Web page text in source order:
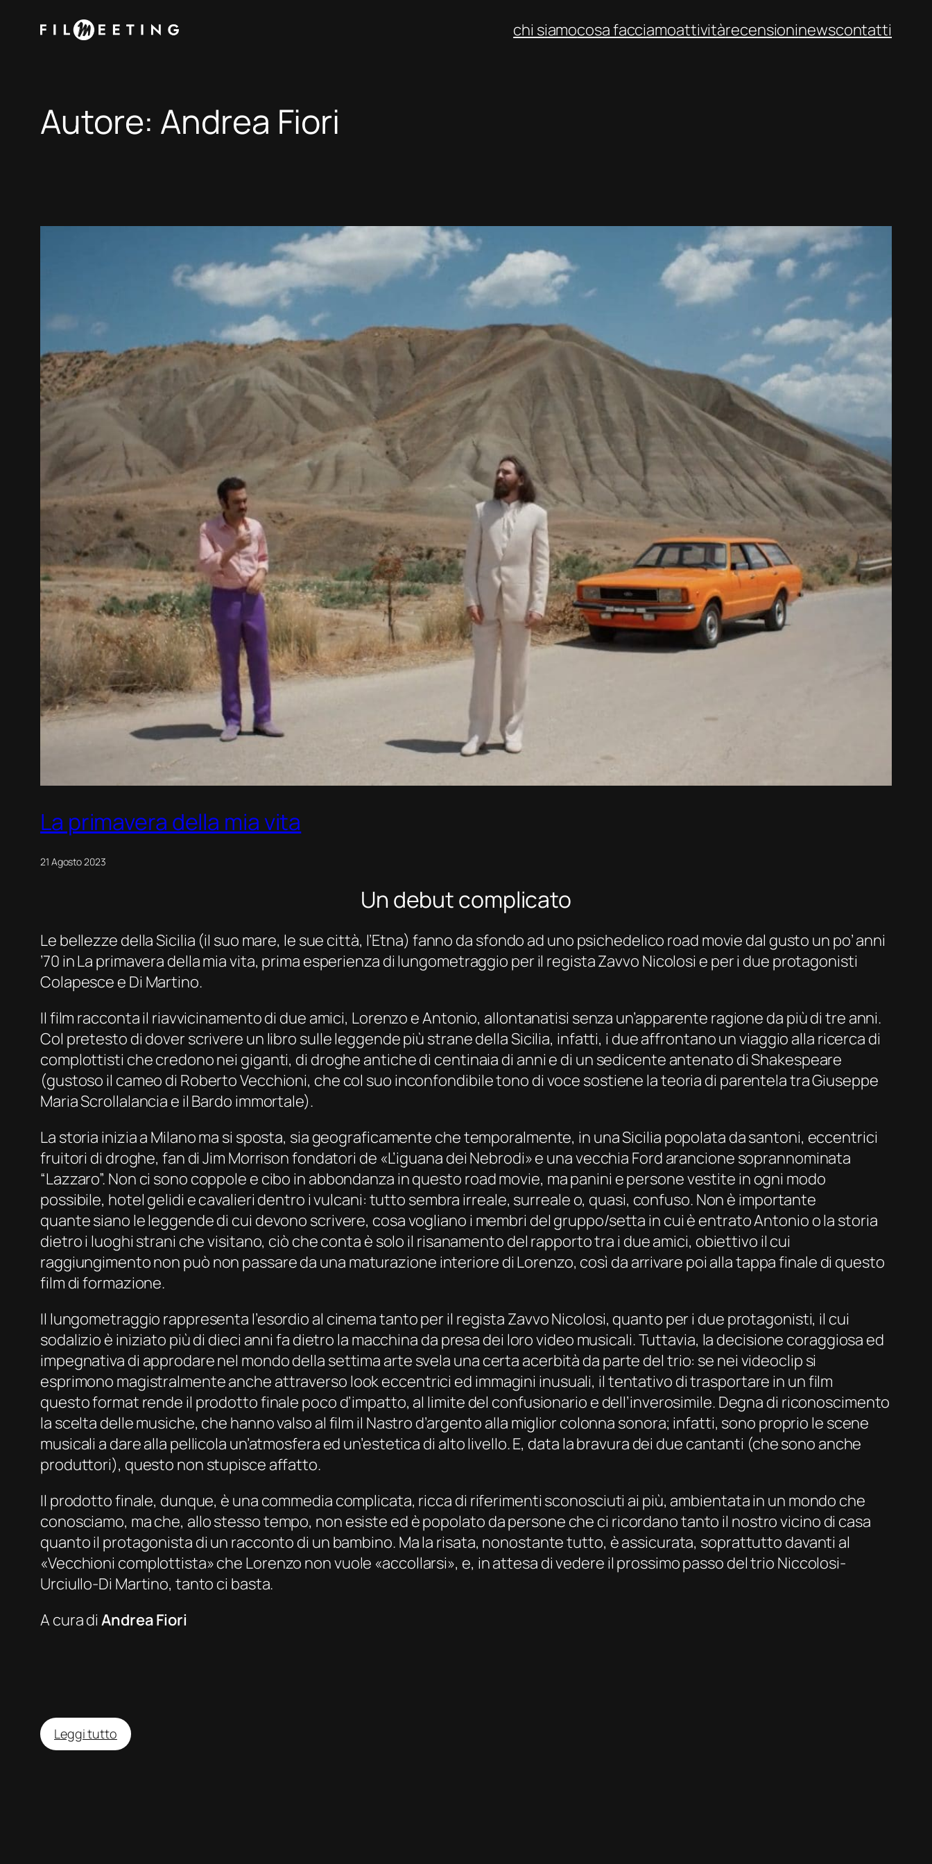
chi siamocosa facciamoattivitàrecensioninewscontatti
Autore: Andrea Fiori
La primavera della mia vita
21 Agosto 2023
Un debutcomplicato
Le bellezze della Sicilia (il suo mare, le sue città, l’Etna) fanno da sfondo ad uno psichedelico road movie dal gusto un po’ anni
’70 in La primavera della mia vita, prima esperienza di lungometraggio per il regista Zavvo Nicolosi e per i due protagonisti
Colapesce e Di Martino.
Il film racconta il riavvicinamento di due amici, Lorenzo e Antonio, allontanatisi senza un’apparente ragione da più di tre anni.
Col pretesto di dover scrivere un libro sulle leggende più strane della Sicilia, infatti, i due affrontano un viaggio alla ricerca di
complottisti che credono nei giganti, di droghe antiche di centinaia di anni e di un sedicente antenato di Shakespeare
(gustoso il cameo di Roberto Vecchioni, che col suo inconfondibile tono di voce sostiene la teoria di parentela tra Giuseppe
Maria Scrollalancia e il Bardo immortale).
La storia inizia a Milano ma si sposta, sia geograficamente che temporalmente, in una Sicilia popolata da santoni, eccentrici
fruitori di droghe, fan di Jim Morrison fondatori de «L’iguana dei Nebrodi» e una vecchia Ford arancione soprannominata
“Lazzaro”. Non ci sono coppole e cibo in abbondanza in questo road movie, ma panini e persone vestite in ogni modo
possibile, hotel gelidi e cavalieri dentro i vulcani: tutto sembra irreale, surreale o, quasi, confuso. Non è importante
quante siano le leggende di cui devono scrivere, cosa vogliano i membri del gruppo/setta in cui è entrato Antonio o la storia
dietro i luoghi strani che visitano, ciò che conta è solo il risanamento del rapporto tra i due amici, obiettivo il cui
raggiungimento non può non passare da una maturazione interiore di Lorenzo, così da arrivare poi alla tappa finale di questo
film di formazione.
Il lungometraggio rappresenta l’esordio al cinema tanto per il regista Zavvo Nicolosi, quanto per i due protagonisti, il cui
sodalizio è iniziato più di dieci anni fa dietro la macchina da presa dei loro video musicali. Tuttavia, la decisione coraggiosa ed
impegnativa di approdare nel mondo della settima arte svela una certa acerbità da parte del trio: se nei videoclip si
esprimono magistralmente anche attraverso look eccentrici ed immagini inusuali, il tentativo di trasportare in un film
questo format rende il prodotto finale poco d’impatto, al limite del confusionario e dell’inverosimile. Degna di riconoscimento
la scelta delle musiche, che hanno valso al film il Nastro d’argento alla miglior colonna sonora; infatti, sono proprio le scene
musicali a dare alla pellicola un’atmosfera ed un’estetica di alto livello. E, data la bravura dei due cantanti (che sono anche
produttori), questo non stupisce affatto.
Il prodotto finale, dunque, è una commedia complicata, ricca di riferimenti sconosciuti ai più, ambientata in un mondo che
conosciamo, ma che, allo stesso tempo, non esiste ed è popolato da persone che ci ricordano tanto il nostro vicino di casa
quanto il protagonista di un racconto di un bambino. Ma la risata, nonostante tutto, è assicurata, soprattutto davanti al
«Vecchioni complottista» che Lorenzo non vuole «accollarsi», e, in attesa di vedere il prossimo passo del trio Niccolosi-
Urciullo-Di Martino, tanto ci basta.
A cura di Andrea Fiori
Leggi tutto:
La